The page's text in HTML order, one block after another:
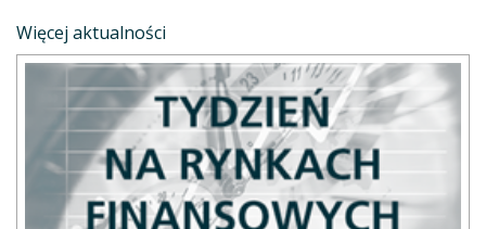
Więcej aktualności